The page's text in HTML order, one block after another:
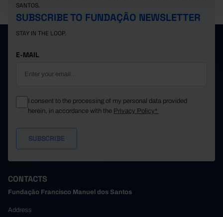
SANTOS.
SUBSCRIBE TO FUNDAÇÃO NEWSLETTER
STAY IN THE LOOP.
E-MAIL
I consent to the processing of my personal data provided
herein, in accordance with the Privacy Policy*
CONTACTS
Fundação Francisco Manuel dos Santos
Address